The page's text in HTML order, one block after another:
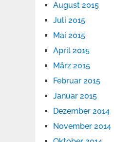
August 2015
Juli 2015
Mai 2015
April 2015
März 2015
Februar 2015
Januar 2015
Dezember 2014
November 2014